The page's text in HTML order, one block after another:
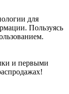
для
Пользуясь
и первыми